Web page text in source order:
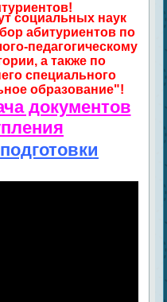
социальных наук
абитуриентов по
педагогическому
а также по
специального
образование"!
документов